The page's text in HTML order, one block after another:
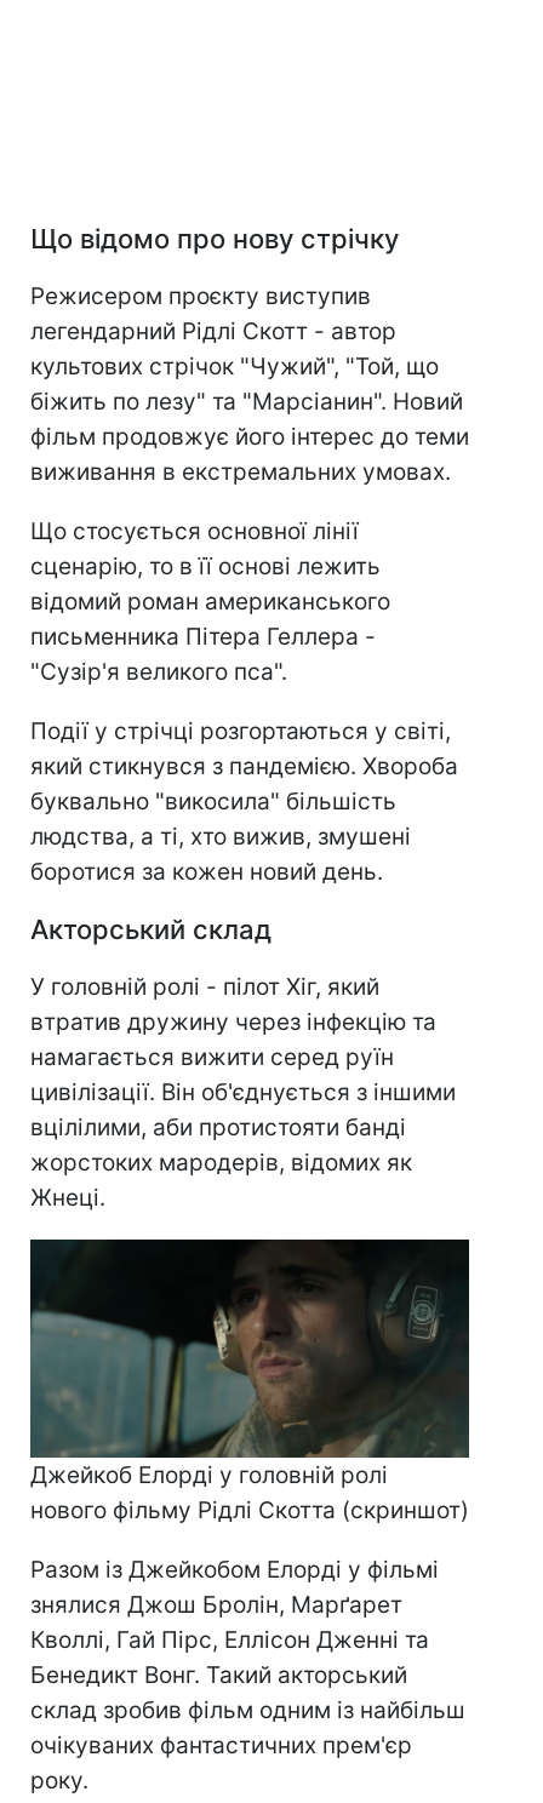
Що відомо про нову стрічку
Режисером проєкту виступив
легендарний Рідлі Скотт - автор
культових стрічок "Чужий", "Той, що
біжить по лезу" та "Марсіанин". Новий
фільм продовжує його інтерес до теми
виживання в екстремальних умовах.
Що стосується основної лінії
сценарію, то в її основі лежить
відомий роман американського
письменника Пітера Геллера -
"Сузір'я великого пса".
Події у стрічці розгортаються у світі,
який стикнувся з пандемією. Хвороба
буквально "викосила" більшість
людства, а ті, хто вижив, змушені
боротися за кожен новий день.
Акторський склад
У головній ролі - пілот Хіг, який
втратив дружину через інфекцію та
намагається вижити серед руїн
цивілізації. Він об'єднується з іншими
вцілілими, аби протистояти банді
жорстоких мародерів, відомих як
Жнеці.
Джейкоб Елорді у головній ролі
нового фільму Рідлі Скотта (скриншот)
Разом із Джейкобом Елорді у фільмі
знялися Джош Бролін, Марґарет
Кволлі, Гай Пірс, Еллісон Дженні та
Бенедикт Вонг. Такий акторський
склад зробив фільм одним із найбільш
очікуваних фантастичних прем'єр
року.